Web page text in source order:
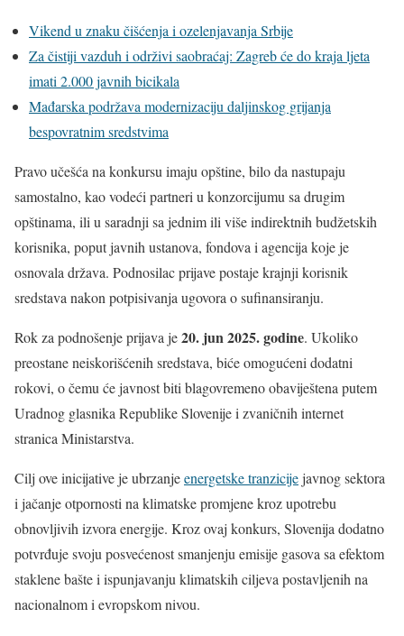
Vikend u znaku čišćenja i ozelenjavanja Srbije
Za čistiji vazduh i održivi saobraćaj: Zagreb će do kraja ljeta
imati 2.000 javnih bicikala
Mađarska podržava modernizaciju daljinskog grijanja
bespovratnim sredstvima
Pravo učešća na konkursu imaju opštine, bilo da nastupaju
samostalno, kao vodeći partneri u konzorcijumu sa drugim
opštinama, ili u saradnji sa jednim ili više indirektnih budžetskih
korisnika, poput javnih ustanova, fondova i agencija koje je
osnovala država. Podnosilac prijave postaje krajnji korisnik
sredstava nakon potpisivanja ugovora o sufinansiranju.
Rok za podnošenje prijava je20. jun 2025. godine. Ukoliko
preostane neiskorišćenih sredstava, biće omogućeni dodatni
rokovi, o čemu će javnost biti blagovremeno obaviještena putem
Uradnog glasnika Republike Slovenije i zvaničnih internet
stranica Ministarstva.
Cilj ove inicijative je ubrzanjeenergetske tranzicijejavnog sektora
i jačanje otpornosti na klimatske promjene kroz upotrebu
obnovljivih izvora energije. Kroz ovaj konkurs, Slovenija dodatno
potvrđuje svoju posvećenost smanjenju emisije gasova sa efektom
staklene bašte i ispunjavanju klimatskih ciljeva postavljenih na
nacionalnom i evropskom nivou.